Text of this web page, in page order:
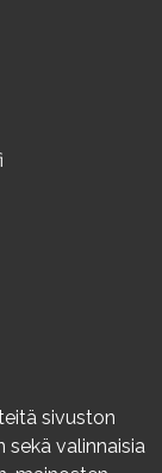
sivuston
valinnaisia